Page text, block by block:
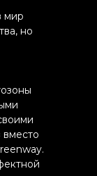
мир
но
вместо